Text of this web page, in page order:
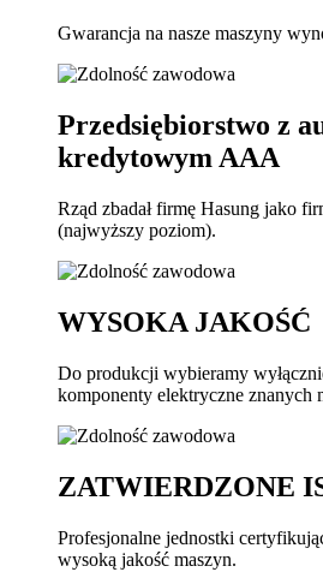
Gwarancja na nasze maszyny
Przedsiębiorstwo z
kredytowym AAA
Rząd zbadał firmę Hasung jako
(najwyższy poziom).
WYSOKA JAKOŚĆ
Do produkcji wybieramy
komponenty elektryczne znanych
ZATWIERDZONE
Profesjonalne jednostki
wysoką jakość maszyn.